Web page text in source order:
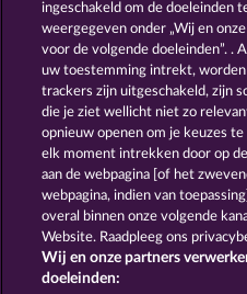
Algemene
Colofon Bedrijf
ingeschakeld om de doeleinden
weergegeven onder „Wij en
voor de volgende doeleinden”. .
uw toestemming intrekt, worden
trackers zijn uitgeschakeld, zijn
die je ziet wellicht niet zo
opnieuw openen om je keuzes
elk moment intrekken door op
aan de webpagina [of het
webpagina, indien van
overal binnen onze volgende
Website. Raadpleeg ons
Wij en onze partners
doeleinden: